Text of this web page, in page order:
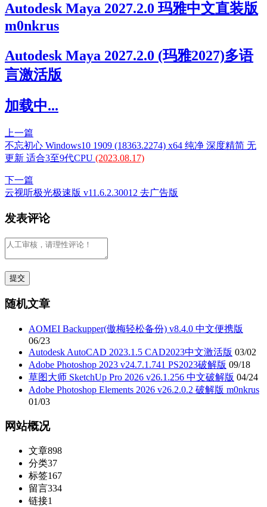
Autodesk Maya 2027.2.0 玛雅中文直装版
m0nkrus
Autodesk Maya 2027.2.0 (玛雅2027)多语
言激活版
加载中...
上一篇
不忘初心 Windows10 1909 (18363.2274) x64 纯净 深度精简 无
更新 适合3至9代CPU (2023.08.17)
下一篇
云视听极光极速版 v11.6.2.30012 去广告版
发表评论
随机文章
AOMEI Backupper(傲梅轻松备份) v8.4.0 中文便携版
06/23
Autodesk AutoCAD 2023.1.5 CAD2023中文激活版 03/02
Adobe Photoshop 2023 v24.7.1.741 PS2023破解版 09/18
草图大师 SketchUp Pro 2026 v26.1.256 中文破解版 04/24
Adobe Photoshop Elements 2026 v26.2.0.2 破解版 m0nkrus
01/03
网站概况
文章898
分类37
标签167
留言334
链接1